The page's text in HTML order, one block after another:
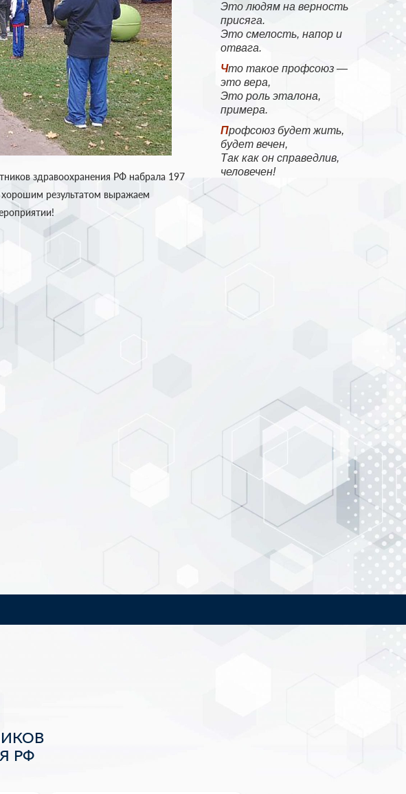
Это людям на верность
присяга.
Это смелость, напор и
отвага.
Что такое профсоюз —
это вера,
Это роль эталона,
примера.
Профсоюз будет жить,
будет вечен,
Так как он справедлив,
человечен!
здравоохранения РФ набрала 197
результатом выражаем
РФ